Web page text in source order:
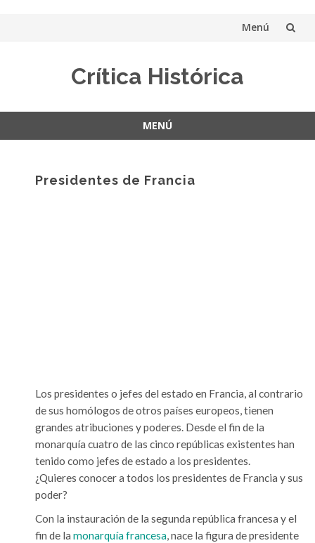
Menú
Crítica Histórica
MENÚ
contenidoPresidentes de Francia
Los presidentes o jefes del estado en Francia, al contrario
de sus homólogos de otros países europeos, tienen
grandes atribuciones y poderes. Desde el fin de la
monarquía cuatro de las cinco repúblicas existentes han
tenido como jefes de estado a los presidentes.
¿Quieres conocer a todos los presidentes de Francia y sus
poder?
Con la instauración de la segunda república francesa y el
fin de la monarquía francesa, nace la figura de presidente